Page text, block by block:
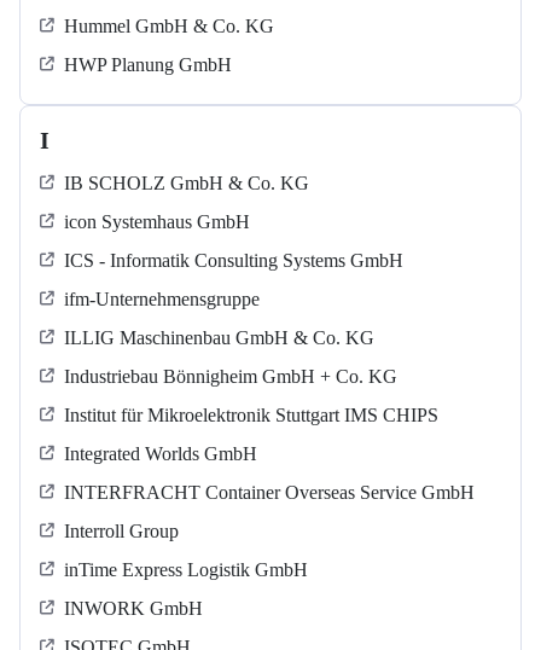
Hummel GmbH & Co. KG
HWP Planung GmbH
I
IB SCHOLZ GmbH & Co. KG
icon Systemhaus GmbH
ICS - Informatik Consulting Systems GmbH
ifm-Unternehmensgruppe
ILLIG Maschinenbau GmbH & Co. KG
Industriebau Bönnigheim GmbH + Co. KG
Institut für Mikroelektronik Stuttgart IMS CHIPS
Integrated Worlds GmbH
INTERFRACHT Container Overseas Service GmbH
Interroll Group
inTime Express Logistik GmbH
INWORK GmbH